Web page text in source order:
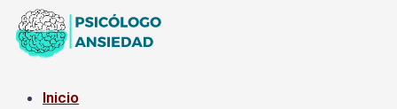
al
contenido
Inicio